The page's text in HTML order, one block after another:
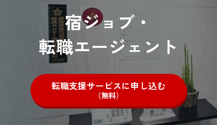
宿ジョブ・
転職エージェント
転職支援サービスに申し込む
（無料）